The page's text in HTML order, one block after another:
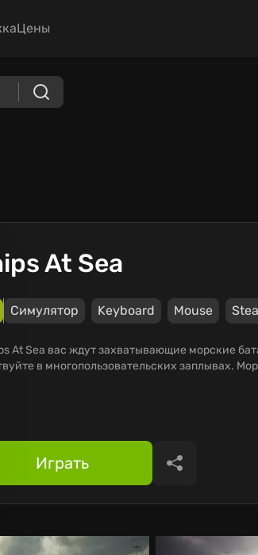
Цены
At Sea
Симулятор Keyboard Mouse
At Sea вас ждут захватывающие морские
в многопользовательских заплывах.
Играть Поделиться